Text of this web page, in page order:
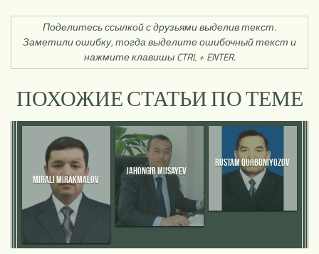
Поделитесь ссылкой с друзьями выделив текст.
Заметили ошибку, тогда выделите ошибочный текст и
нажмите клавишы CTRL + ENTER.
ПОХОЖИЕ СТАТЬИ ПО ТЕМЕ
MIRALI MIRAKMALOV
JAHONGIR MUSAYEV
RUSTAM QURBONIYOZOV